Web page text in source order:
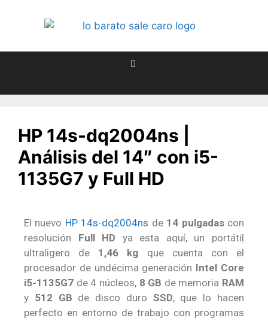
HP 14s-dq2004ns |
Análisis del 14″ con i5-
1135G7 y Full HD
El nuevo HP 14s-dq2004ns de 14 pulgadascon
resolución Full HD ya esta aquí, un portátil
ultraligero de 1,46 kg que cuenta con el
procesador de undécima generación Intel Core
i5-1135G7 de 4 núcleos, 8 GB de memoria RAM
y 512 GB de disco duro SSD, que lo hacen
perfecto en entorno de trabajo con programas